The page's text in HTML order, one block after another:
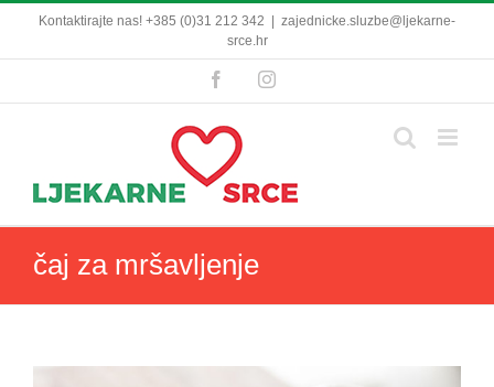
content
Kontaktirajte nas! +385 (0)31 212 342
zajednicke.sluzbe@ljekarne-
srce.hr
FacebookInstagram
čaj za mršavljenje